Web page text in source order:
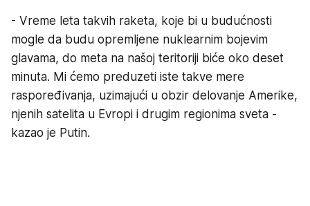
- Vreme leta takvih raketa, koje bi u budućnosti
mogle da budu opremljene nuklearnim bojevim
glavama, do meta na našoj teritoriji biće oko deset
minuta. Mi ćemo preduzeti iste takve mere
raspoređivanja, uzimajući u obzir delovanje Amerike,
njenih satelita u Evropi i drugim regionima sveta -
kazao je Putin.